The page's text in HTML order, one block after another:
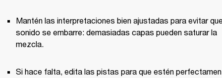
Mantén las interpretaciones bien ajustadas para evitar
sonido se embarre: demasiadas capas pueden saturar la
mezcla.
Si hace falta, edita las pistas para que estén